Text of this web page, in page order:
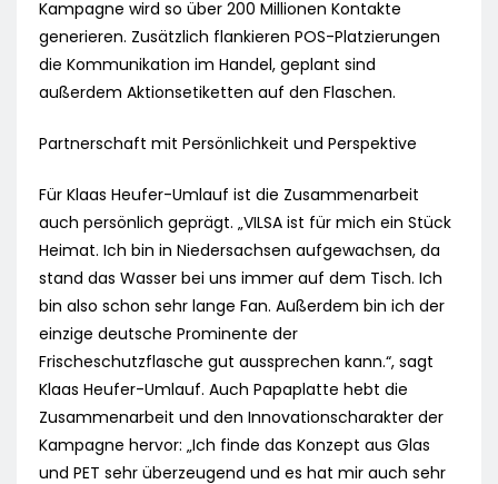
Kampagne wird so über 200 Millionen Kontakte
generieren. Zusätzlich flankieren POS-Platzierungen
die Kommunikation im Handel, geplant sind
außerdem Aktionsetiketten auf den Flaschen.
Partnerschaft mit Persönlichkeit und Perspektive
Für Klaas Heufer-Umlauf ist die Zusammenarbeit
auch persönlich geprägt. „VILSA ist für mich ein Stück
Heimat. Ich bin in Niedersachsen aufgewachsen, da
stand das Wasser bei uns immer auf dem Tisch. Ich
bin also schon sehr lange Fan. Außerdem bin ich der
einzige deutsche Prominente der
Frischeschutzflasche gut aussprechen kann.“, sagt
Klaas Heufer-Umlauf. Auch Papaplatte hebt die
Zusammenarbeit und den Innovationscharakter der
Kampagne hervor: „Ich finde das Konzept aus Glas
und PET sehr überzeugend und es hat mir auch sehr